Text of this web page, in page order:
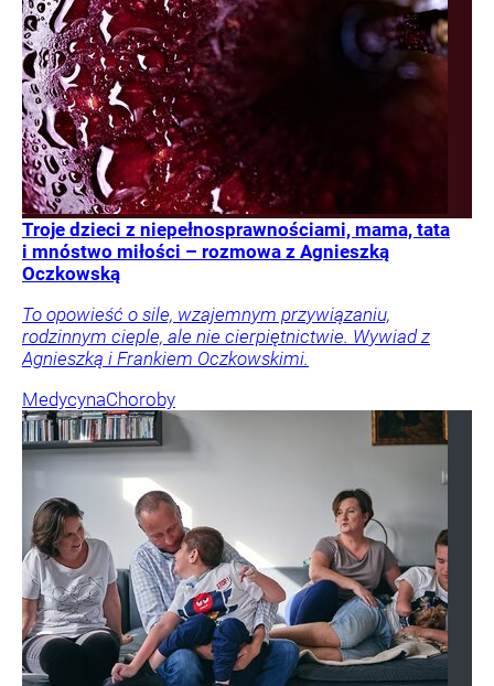
Troje dzieci z niepełnosprawnościami, mama, tata
i mnóstwo miłości – rozmowa z Agnieszką
Oczkowską
To opowieść o sile, wzajemnym przywiązaniu,
rodzinnym cieple, ale nie cierpiętnictwie. Wywiad z
Agnieszką i Frankiem Oczkowskimi.
MedycynaChoroby